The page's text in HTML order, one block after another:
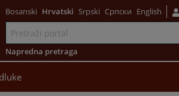
Bosanski Hrvatski Srpski Српски English
Napredna pretraga